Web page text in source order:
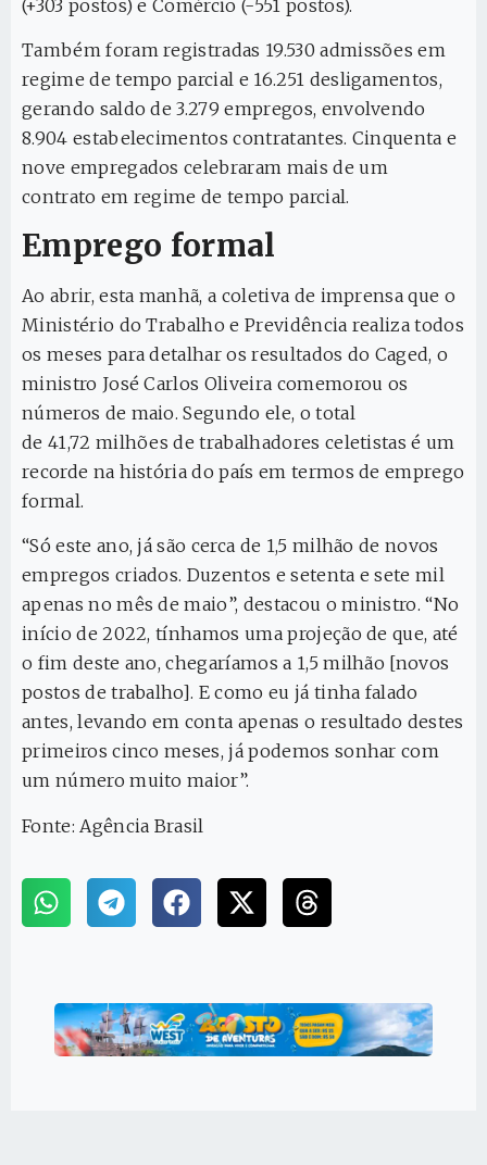
(+303 postos) e Comércio (-551 postos).
Também foram registradas 19.530 admissões em
regime de tempo parcial e 16.251 desligamentos,
gerando saldo de 3.279 empregos, envolvendo
8.904 estabelecimentos contratantes. Cinquenta e
nove empregados celebraram mais de um
contrato em regime de tempo parcial.
Emprego formal
Ao abrir, esta manhã, a coletiva de imprensa que o
Ministério do Trabalho e Previdência realiza todos
os meses para detalhar os resultados do Caged, o
ministro José Carlos Oliveira comemorou os
números de maio. Segundo ele, o total
de 41,72 milhões de trabalhadores celetistas é um
recorde na história do país em termos de emprego
formal.
“Só este ano, já são cerca de 1,5 milhão de novos
empregos criados. Duzentos e setenta e sete mil
apenas no mês de maio”, destacou o ministro. “No
início de 2022, tínhamos uma projeção de que, até
o fim deste ano, chegaríamos a 1,5 milhão [novos
postos de trabalho]. E como eu já tinha falado
antes, levando em conta apenas o resultado destes
primeiros cinco meses, já podemos sonhar com
um número muito maior”.
Fonte: Agência Brasil